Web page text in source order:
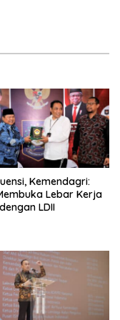
Kemendagri:
Lebar Kerja
LDII